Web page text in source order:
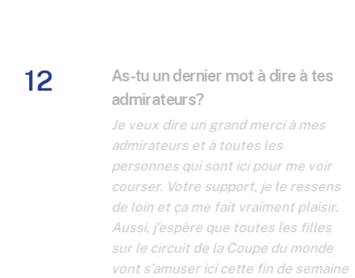
12
As-tu un dernier mot à dire à tes
admirateurs?
Je veux dire un grand merci à mes
admirateurs et à toutes les
personnes qui sont ici pour me voir
courser. Votre support, je le ressens
de loin et ça me fait vraiment plaisir.
Aussi, j’espère que toutes les filles
sur le circuit de la Coupe du monde
vont s’amuser ici cette fin de semaine